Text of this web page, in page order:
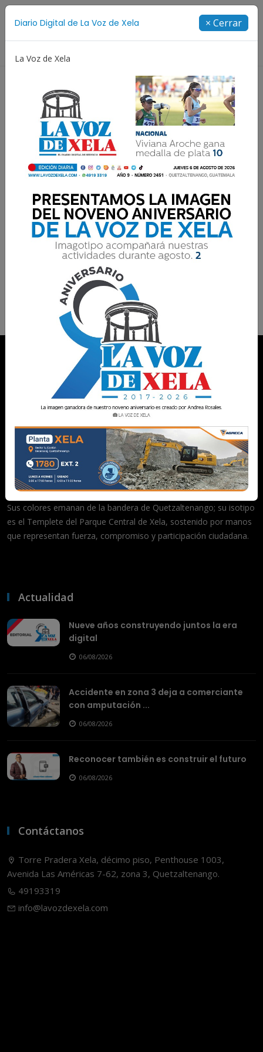
Diario Digital de La Voz de Xela × Cerrar
La Voz de Xela
Resultados para:Primera División
Lo sentimos, no hay resultados para tu búsqueda.
Acerca de
La Voz de Xela es un medio de comunicación digital que tiene
Quetzaltenango.
La Voz de Xela es un medio multiplataformas, disponible en
redes sociales, portal de noticias y diario digital nocturno.
Sus colores emanan de la bandera de Quetzaltenango; su isotipo
es el Templete del Parque Central de Xela, sostenido por manos
que representan fuerza, compromiso y participación ciudadana.
Actualidad
Nueve años construyendo juntos la era
digital
06/08/2026
Accidente en zona 3 deja a comerciante
con amputación ...
06/08/2026
Reconocer también es construir el futuro
06/08/2026
Contáctanos
Torre Pradera Xela, décimo piso, Penthouse 1003,
Avenida Las Américas 7-62, zona 3, Quetzaltenango.
49193319
info@lavozdexela.com